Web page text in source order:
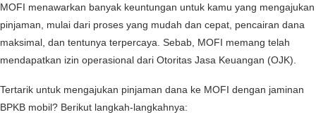
MOFI menawarkan banyak keuntungan untuk kamu yang mengajukan
pinjaman, mulai dari proses yang mudah dan cepat, pencairan dana
maksimal, dan tentunya terpercaya. Sebab, MOFI memang telah
mendapatkan izin operasional dari Otoritas Jasa Keuangan (OJK).
Tertarik untuk mengajukan pinjaman dana ke MOFI dengan jaminan
BPKB mobil? Berikut langkah-langkahnya: